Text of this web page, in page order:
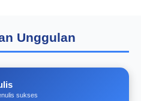
Unggulan
sukses